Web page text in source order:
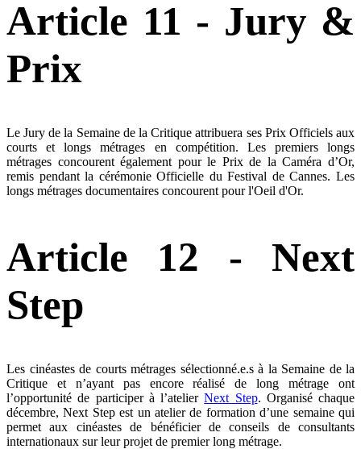
Article 11 - Jury &
Prix
Le Jury de la Semaine de la Critique attribuera ses Prix Officiels aux
courts et longs métrages en compétition. Les premiers longs
métrages concourent également pour le Prix de la Caméra d’Or,
remis pendant la cérémonie Officielle du Festival de Cannes. Les
longs métrages documentaires concourent pour l'Oeil d'Or.
Article 12 - Next
Step
Les cinéastes de courts métrages sélectionné.e.s à la Semaine de la
Critique et n’ayant pas encore réalisé de long métrage ont
l’opportunité de participer à l’atelierNext Step. Organisé chaque
décembre, Next Step est un atelier de formation d’une semaine qui
permet aux cinéastes de bénéficier de conseils de consultants
internationaux sur leur projet de premier long métrage.